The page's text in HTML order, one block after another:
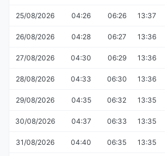
25/08/2026 04:26 06:26 13:37
26/08/2026 04:28 06:27 13:36
27/08/2026 04:30 06:29 13:36
28/08/2026 04:33 06:30 13:36
29/08/2026 04:35 06:32 13:35
30/08/2026 04:37 06:33 13:35
31/08/2026 04:40 06:35 13:35